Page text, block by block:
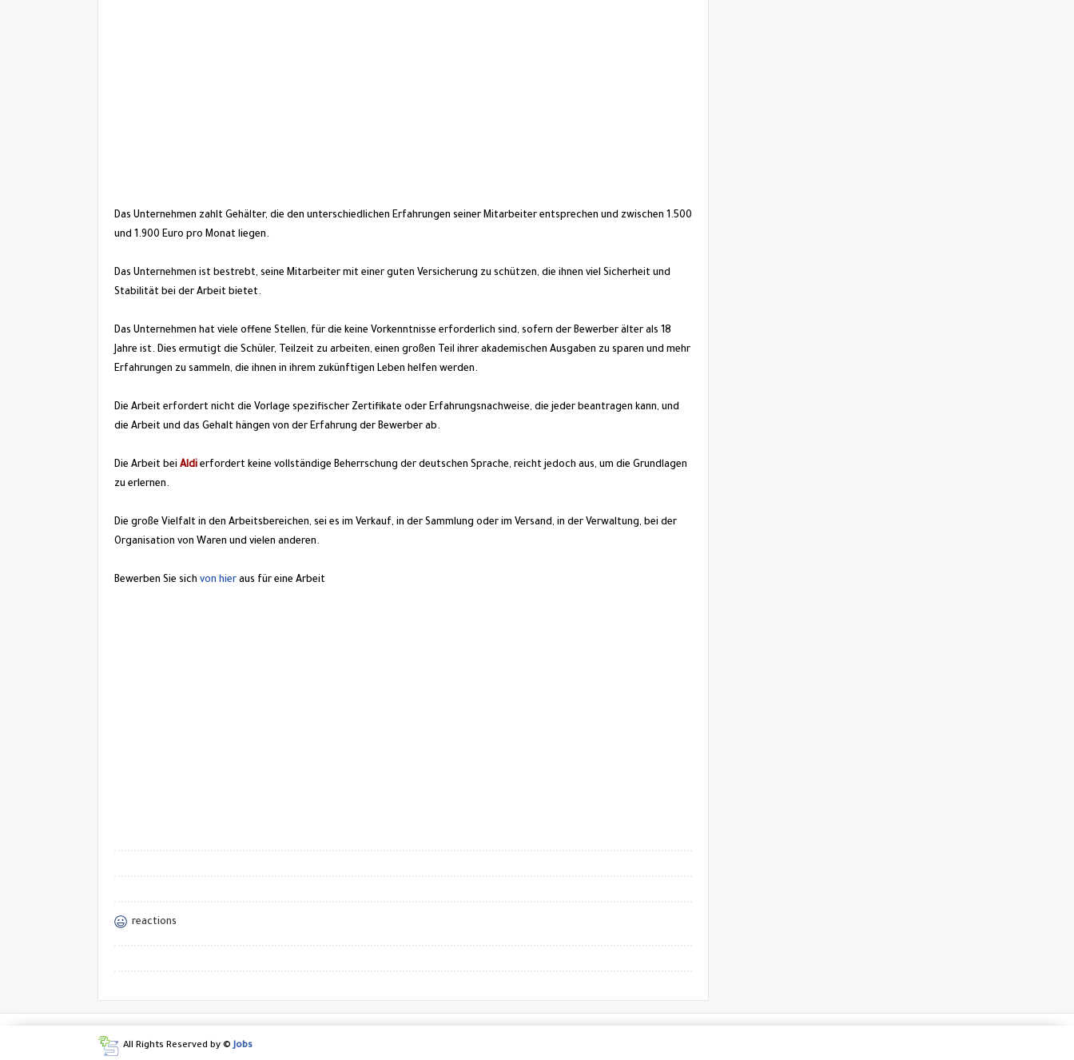
Das Unternehmen zahlt Gehälter, die den unterschiedlichen Erfahrungen seiner Mitarbeiter entsprechen und zwischen 1.500
und 1.900 Euro pro Monat liegen.
Das Unternehmen ist bestrebt, seine Mitarbeiter mit einer guten Versicherung zu schützen, die ihnen viel Sicherheit und
Stabilität bei der Arbeit bietet.
Das Unternehmen hat viele offene Stellen, für die keine Vorkenntnisse erforderlich sind, sofern der Bewerber älter als 18
Jahre ist. Dies ermutigt die Schüler, Teilzeit zu arbeiten, einen großen Teil ihrer akademischen Ausgaben zu sparen und mehr
Erfahrungen zu sammeln, die ihnen in ihrem zukünftigen Leben helfen werden.
Die Arbeit erfordert nicht die Vorlage spezifischer Zertifikate oder Erfahrungsnachweise, die jeder beantragen kann, und
die Arbeit und das Gehalt hängen von der Erfahrung der Bewerber ab.
Die Arbeit bei Aldi erfordert keine vollständige Beherrschung der deutschen Sprache, reicht jedoch aus, um die Grundlagen
zu erlernen.
Die große Vielfalt in den Arbeitsbereichen, sei es im Verkauf, in der Sammlung oder im Versand, in der Verwaltung, bei der
Organisation von Waren und vielen anderen.
Bewerben Sie sich von hier aus für eine Arbeit
reactions
All Rights Reserved by © Jobs